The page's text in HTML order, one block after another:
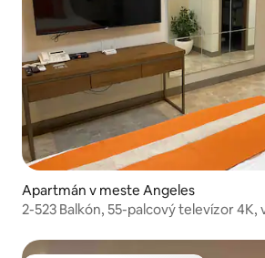
Apartmán v meste Angeles
2-523 Balkón, 55-palcový televízor 4K,